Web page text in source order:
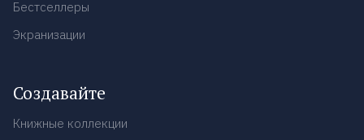
Бестселлеры
Экранизации
Создавайте
Книжные коллекции